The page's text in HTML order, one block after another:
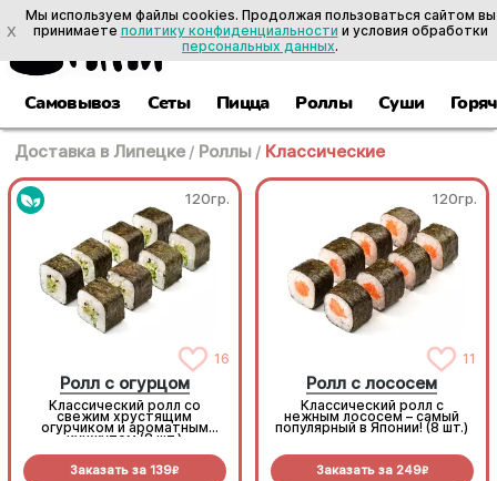
Самовывоз Сеты Пицца Роллы Суши
Доставка в Липецке / Роллы / Классические
120гр.
16
Ролл с огурцом
Классический ролл со
свежим хрустящим
огурчиком и ароматным
кунжутом (8 шт.)
Заказать за 139R
120гр.
11
Ролл с лососем
Классический ролл с
нежным лососем – самый
популярный в Японии! (8 шт.)
Заказать за 249R
X
Мы используем файлы cookies. Продолжая пользоваться сайтом вы
принимаете политику конфиденциальности и условия обработки
персональных данных.